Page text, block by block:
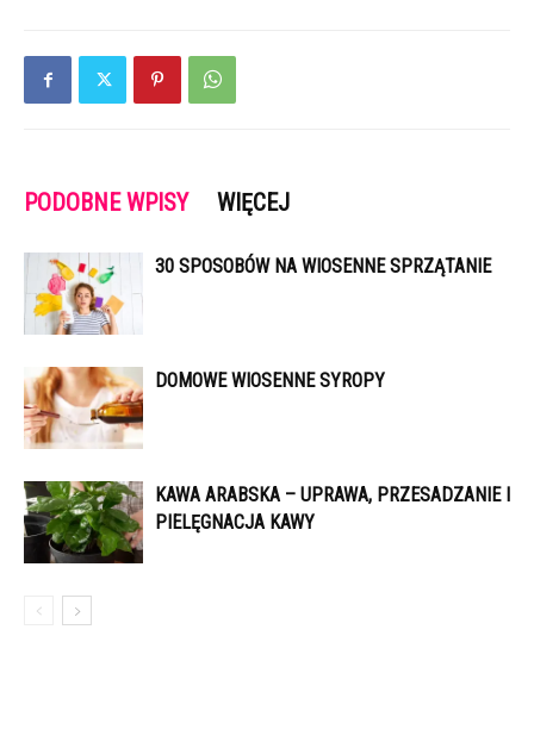
PODOBNE WPISY WIĘCEJ
30 SPOSOBÓW NA WIOSENNE SPRZĄTANIE
DOMOWE WIOSENNE SYROPY
KAWA ARABSKA – UPRAWA, PRZESADZANIE I
PIELĘGNACJA KAWY